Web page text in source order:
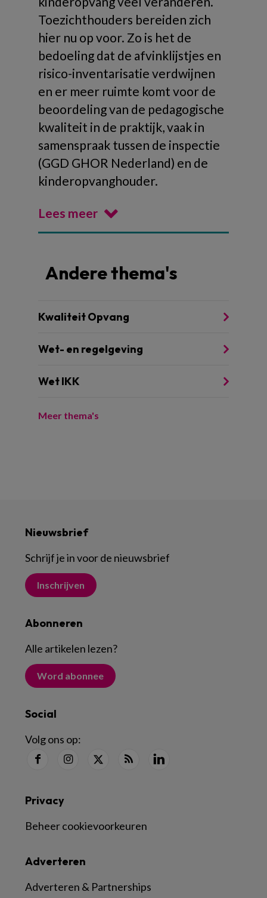
Toezichthouders bereiden zich
hier nu op voor. Zo is het de
bedoeling dat de afvinklijstjes en
risico-inventarisatie verdwijnen
en er meer ruimte komt voor de
beoordeling van de pedagogische
kwaliteit in de praktijk, vaak in
samenspraak tussen de inspectie
(GGD GHOR Nederland) en de
kinderopvanghouder.
Lees meer
Andere thema's
Kwaliteit Opvang
Wet- en regelgeving
Wet IKK
Meer thema's
Nieuwsbrief
Schrijf je in voor de nieuwsbrief
Inschrijven
Abonneren
Alle artikelen lezen?
Word abonnee
Social
Volg ons op:
Adverteren
Adverteren & Partnerships
Privacy
Beheer cookievoorkeuren